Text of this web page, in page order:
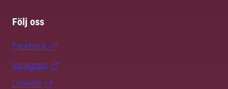
Följ oss
Facebook
Instagram
LinkedIn